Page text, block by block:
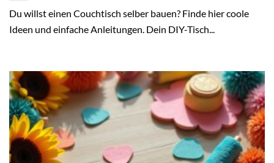
Du willst einen Couchtisch selber bauen? Finde hier coole
Ideen und einfache Anleitungen. Dein DIY-Tisch...